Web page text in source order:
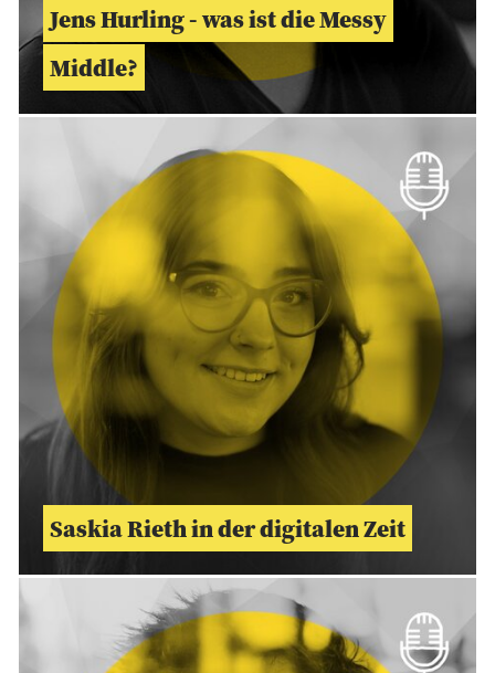
Jens Hurling - was ist die Messy
Middle?
Saskia Rieth in der digitalen Zeit